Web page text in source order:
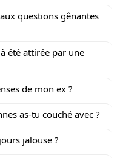
questions gênantes
été attirée par une
de mon ex ?
as-tu couché avec ?
jalouse ?